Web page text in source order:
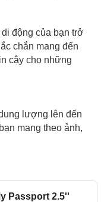
động của bạn trở
chắn mang đến
cậy cho những
lượng lên đến
mang theo ảnh,
tay.
dễ dàng hơn với
Passport 2.5''